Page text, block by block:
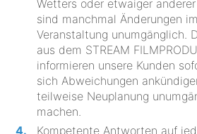
Wetters oder etwaiger
sind manchmal Änderungen
Veranstaltung unumgänglich.
aus dem STREAM
informieren unsere Kunden
sich Abweichungen
teilweise Neuplanung
machen.
Kompetente Antworten auf